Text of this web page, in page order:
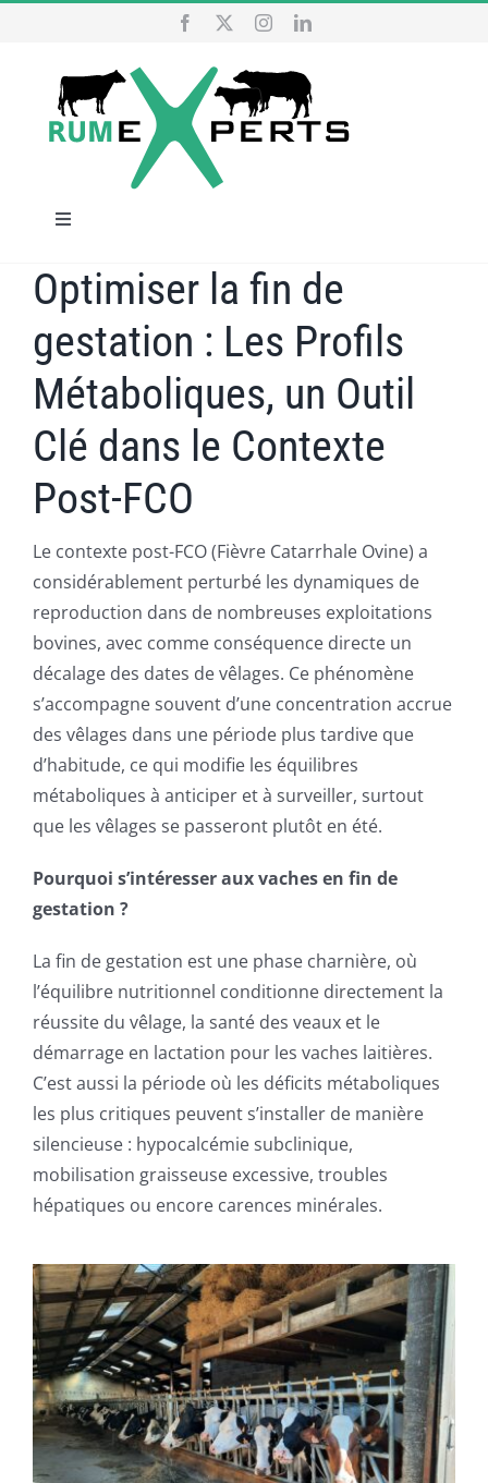
contenu
Navigation
bascule
ACCUEIL
NOS SERVICES
PUBLICATIONS
CAPSULES
CONTACT
Optimiser la fin de
gestation : Les Profils
Métaboliques, un Outil
Clé dans le Contexte
Post-FCO
Le contexte post-FCO (Fièvre Catarrhale Ovine) a
considérablement perturbé les dynamiques de
reproduction dans de nombreuses exploitations
bovines, avec comme conséquence directe un
décalage des dates de vêlages. Ce phénomène
s’accompagne souvent d’une concentration accrue
des vêlages dans une période plus tardive que
d’habitude, ce qui modifie les équilibres
métaboliques à anticiper et à surveiller, surtout
que les vêlages se passeront plutôt en été.
Pourquoi s’intéresser aux vaches en fin de
gestation ?
La fin de gestation est une phase charnière, où
l’équilibre nutritionnel conditionne directement la
réussite du vêlage, la santé des veaux et le
démarrage en lactation pour les vaches laitières.
C’est aussi la période où les déficits métaboliques
les plus critiques peuvent s’installer de manière
silencieuse : hypocalcémie subclinique,
mobilisation graisseuse excessive, troubles
hépatiques ou encore carences minérales.